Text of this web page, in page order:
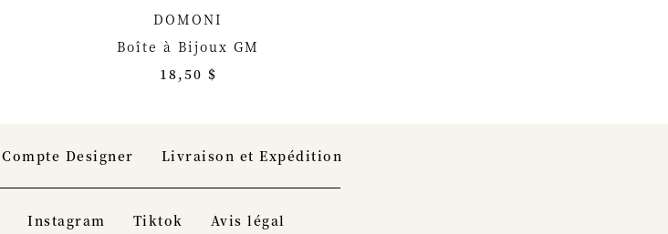
DOMONI
Boîte à Bijoux GM
18,50 $
Compte Designer Livraison et Expédition
Instagram Tiktok Avis légal